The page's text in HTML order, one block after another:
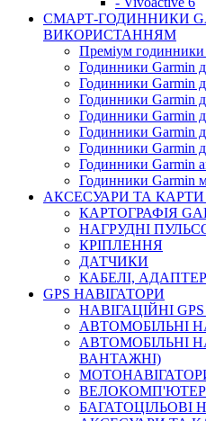
СМАРТ-ГОДИННИКИ
ВИКОРИСТАННЯМ
Преміум
Годинники Garmin
Годинники Garmin
Годинники Garmin
Годинники Garmin
Годинники Garmin
Годинники Garmin
Годинники Garmin
Годинники Garmin
АКСЕСУАРИ ТА КАРТИ
КАРТОГРАФІЯ
НАГРУДНІ
КРІПЛЕННЯ
ДАТЧИКИ
КАБЕЛІ,
GPS НАВІГАТОРИ
НАВІГАЦІЙНІ
АВТОМОБІЛЬНІ
АВТОМОБІЛЬНІ
ВАНТАЖНІ)
БАГАТОЦІЛЬОВІ